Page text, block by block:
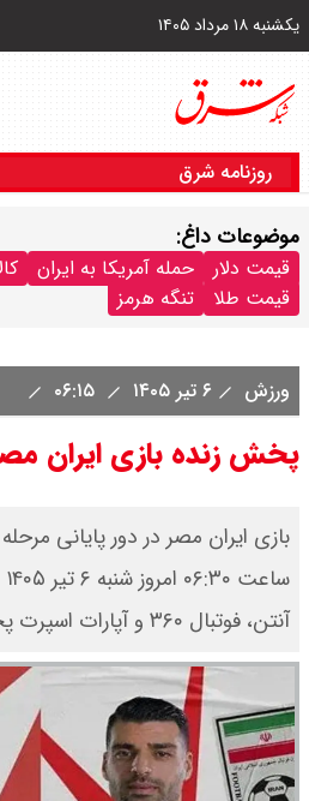
یکشنبه ۱۸ مرداد ۱۴۰۵
روزنامه شرق
موضوعات داغ:
قیمت دلار حمله آمریکا به ایران
قیمت طلا
تنگه هرمز
ورزش ۶ تیر ۱۴۰۵
پخش زنده بازی ایران
آنتن، فوتبال ۳۶۰ و آپارات اسپرت پخش زنده می‌شود.